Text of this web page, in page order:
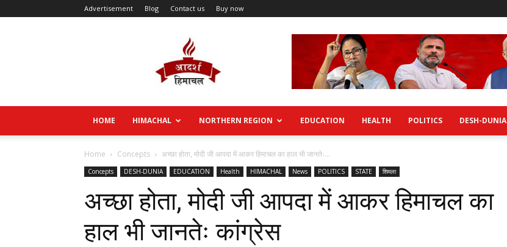
Advertisement Blog Contact us Buy now
HOME HIMACHAL NORTHERN REGION EDUCATION HEALTH POLITICS DESH-DUNIA
Home Concepts अच्छा होता, मोदी जी आपदा में आकर हिमाचल का हाल भी जानतेः...
Concepts DESH-DUNIA EDUCATION Health HIMACHAL News POLITICS STATE शिमला
अच्छा होता, मोदी जी आपदा में आकर हिमाचल का
हाल भी जानतेः कांग्रेस